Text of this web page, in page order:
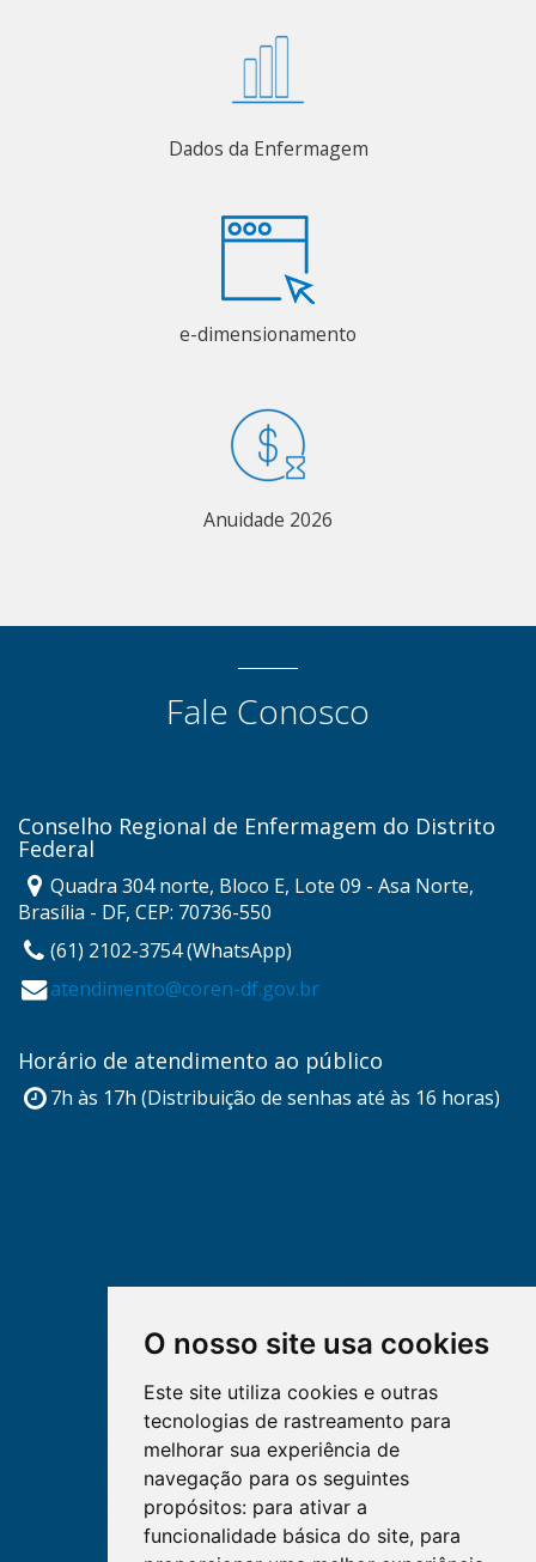
O nosso site usa cookies
Este site utiliza cookies e outras
tecnologias de rastreamento para
melhorar sua experiência de
navegação para os seguintes
propósitos: para ativar a
funcionalidade básica do site, para
Dados da Enfermagem
e-dimensionamento
Anuidade 2026
Fale Conosco
Conselho Regional de Enfermagem do Distrito
Federal
Quadra 304 norte, Bloco E, Lote 09 - Asa Norte,
Brasília - DF, CEP: 70736-550
(61) 2102-3754 (WhatsApp)
atendimento@coren-df.gov.br
Horário de atendimento ao público
7h às 17h (Distribuição de senhas até às 16 horas)